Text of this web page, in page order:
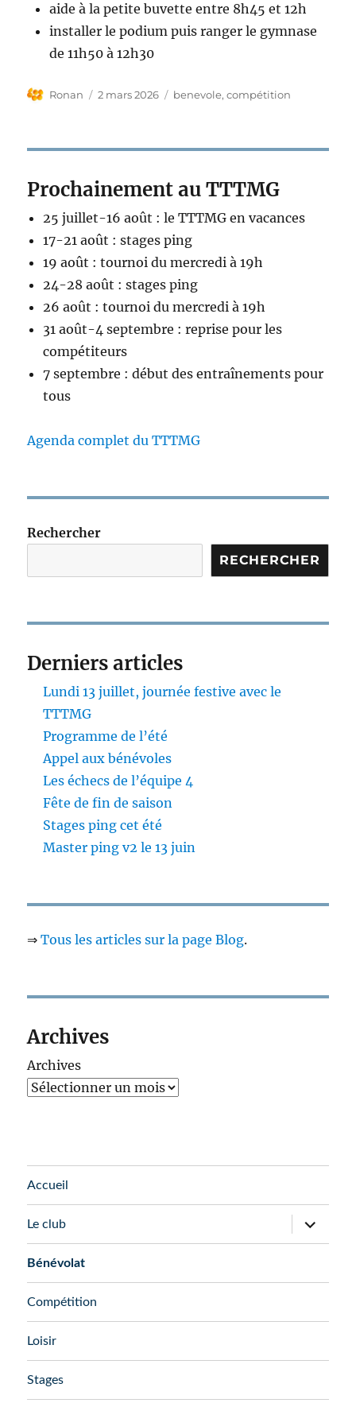
aide à la petite buvette entre 8h45 et 12h
installer le podium puis ranger le gymnase
de 11h50 à 12h30
Auteur
Ronan
Publié
2 mars 2026 Étiquettes
benevole,compétition
Prochainement au TTTMG
25 juillet-16 août : le TTTMG en vacances
17-21 août : stages ping
19 août : tournoi du mercredi à 19h
24-28 août : stages ping
26 août : tournoi du mercredi à 19h
31 août-4 septembre : reprise pour les
compétiteurs
7 septembre : début des entraînements pour
tous
Agenda complet du TTTMG
Rechercher
RECHERCHER
Derniers articles
Lundi 13 juillet, journée festive avec le
TTTMG
Programme de l’été
Appel aux bénévoles
Les échecs de l’équipe 4
Fête de fin de saison
Stages ping cet été
Master ping v2 le 13 juin
⇒Tous les articles sur la page Blog.
Archives
Archives
Accueil
Le club
ouvrir
le
sous-
Bénévolat
Compétition
Loisir
Stages